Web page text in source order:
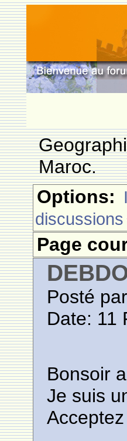
Maroc.
Options:
discussions
Page
Posté
Date: 11
Bonsoir
Je suis